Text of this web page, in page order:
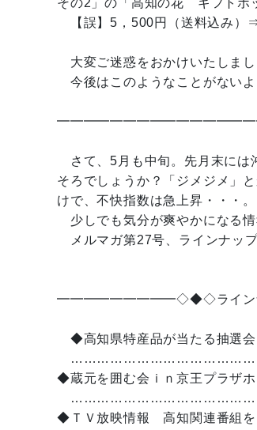
その2」の「高知の花 ギフトボ
【誤】5，500円（送料込み）
大変ご迷惑をおかけいたしまし
今後はこのようなことがないよ
さて、5月も中旬。先月末には
そろでしょうか？「ジメジメ」
けで、不快指数は急上昇・・・。
少しでも気分が爽やかになる情
メルマガ第27号、ラインナップ
━━━━━━━━━◇◆◇ライ
◆高知県特産品が当たる抽選会
◆蔵元を囲む会ｉｎ京王プラ
◆ＴＶ放映情報 高知関連番組を